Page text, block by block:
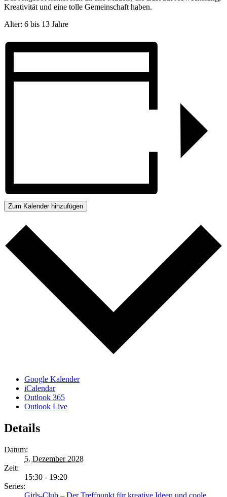
Kreativität und eine tolle Gemeinschaft haben.
Alter: 6 bis 13 Jahre
Zum Kalender hinzufügen
Google Kalender
iCalendar
Outlook 365
Outlook Live
Details
Datum:
5. Dezember 2028
Zeit:
15:30 - 19:20
Series: